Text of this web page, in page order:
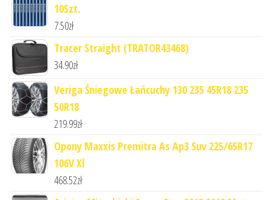
10Szt.
7.50zł
Tracer Straight (TRATOR43468)
34.90zł
Veriga Śniegowe Łańcuchy 130 235 45R18 235
50R18
219.99zł
Opony Maxxis Premitra As Ap3 Suv 225/65R17
106V Xl
468.52zł